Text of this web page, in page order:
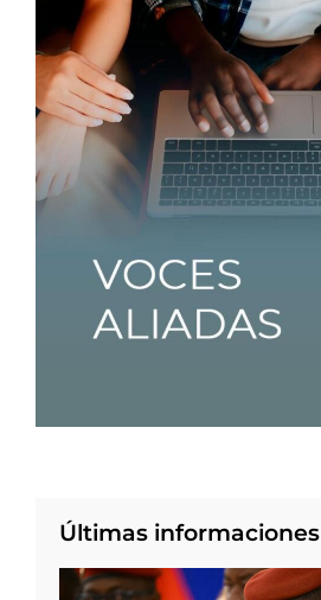
Últimas informaciones